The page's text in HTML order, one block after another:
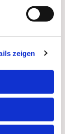
zeigen